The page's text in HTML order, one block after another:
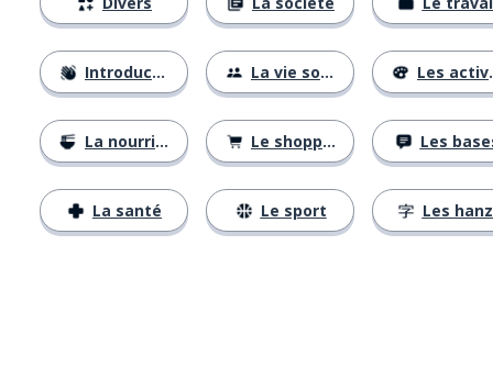
Introductions
La nourriture
La santé
La vie sociale
Le shopping
Le sport
Les activités
Les
Les